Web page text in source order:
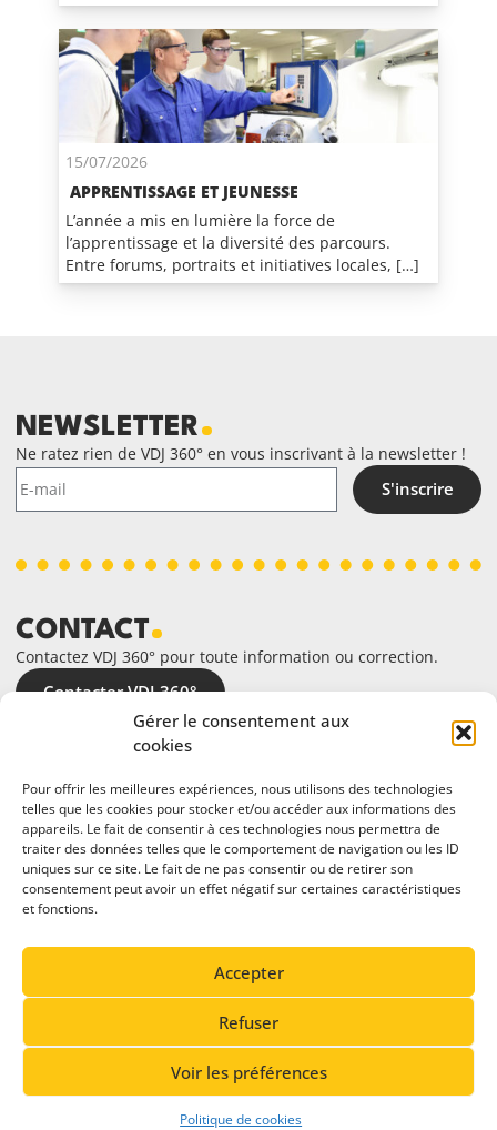
Gérer le consentement aux
cookies
Pour offrir les meilleures expériences, nous utilisons des technologies
telles que les cookies pour stocker et/ou accéder aux informations des
appareils. Le fait de consentir à ces technologies nous permettra de
traiter des données telles que le comportement de navigation ou les ID
uniques sur ce site. Le fait de ne pas consentir ou de retirer son
consentement peut avoir un effet négatif sur certaines caractéristiques
et fonctions.
Accepter
Refuser
Voir les préférences
Politique de cookies
15/07/2026
APPRENTISSAGE ET JEUNESSE
L’année a mis en lumière la force de
l’apprentissage et la diversité des parcours.
Entre forums, portraits et initiatives locales, […]
NEWSLETTER
Ne ratez rien de VDJ 360° en vous inscrivant à la newsletter !
S'inscrire
CONTACT
Contactez VDJ 360° pour toute information ou correction.
Contacter VDJ 360°
En partenariat avec
Conception du site: Cavin Baudat